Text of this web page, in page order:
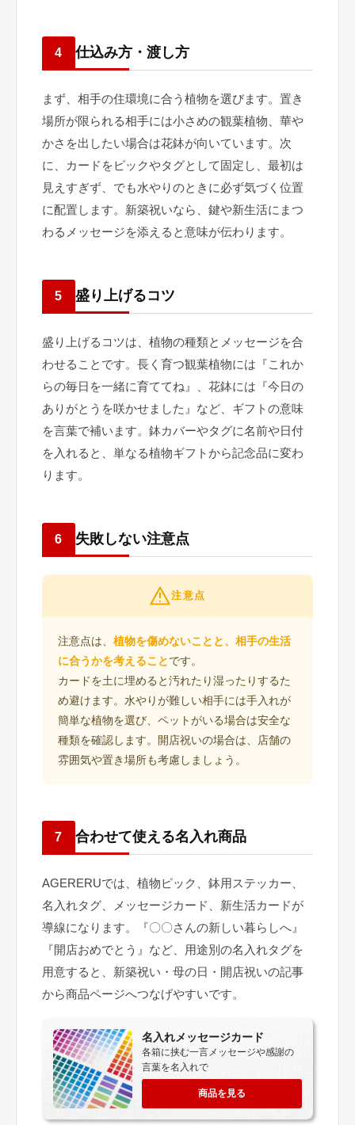
4 仕込み方・渡し方
まず、相手の住環境に合う植物を選びます。置き
場所が限られる相手には小さめの観葉植物、華や
かさを出したい場合は花鉢が向いています。次
に、カードをピックやタグとして固定し、最初は
見えすぎず、でも水やりのときに必ず気づく位置
に配置します。新築祝いなら、鍵や新生活にまつ
わるメッセージを添えると意味が伝わります。
5 盛り上げるコツ
盛り上げるコツは、植物の種類とメッセージを合
わせることです。長く育つ観葉植物には『これか
らの毎日を一緒に育ててね』、花鉢には『今日の
ありがとうを咲かせました』など、ギフトの意味
を言葉で補います。鉢カバーやタグに名前や日付
を入れると、単なる植物ギフトから記念品に変わ
ります。
6 失敗しない注意点
注意点
注意点は、 植物を傷めないことと、相手の生活
に合うかを考えることです。
カードを土に埋めると汚れたり湿ったりするた
め避けます。水やりが難しい相手には手入れが
簡単な植物を選び、ペットがいる場合は安全な
種類を確認します。開店祝いの場合は、店舗の
雰囲気や置き場所も考慮しましょう。
7 合わせて使える名入れ商品
AGERERUでは、植物ピック、鉢用ステッカー、
名入れタグ、メッセージカード、新生活カードが
導線になります。『〇〇さんの新しい暮らしへ』
『開店おめでとう』など、用途別の名入れタグを
用意すると、新築祝い・母の日・開店祝いの記事
から商品ページへつなげやすいです。
名入れメッセージカード
各箱に挟む一言メッセージや感謝の
言葉を名入れで
商品を見る